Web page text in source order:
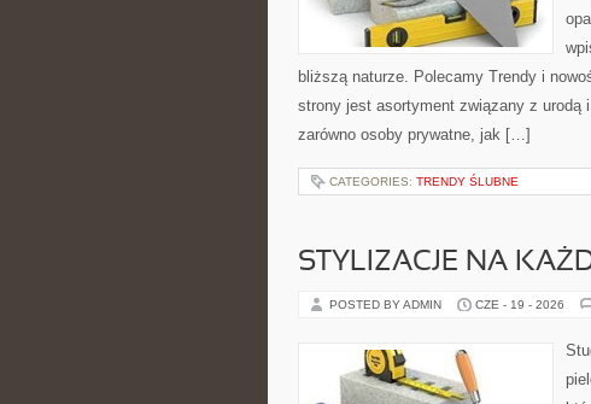
bliższą naturze. Polecamy Trendy i
strony jest asortyment związany z urodą
zarówno osoby prywatne, jak […]
CATEGORIES: TRENDY ŚLUBNE
STYLIZACJE NA
POSTED BY ADMIN CZE - 19 - 2026